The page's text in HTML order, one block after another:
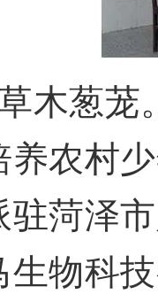
木葱茏
农村
菏泽
物科